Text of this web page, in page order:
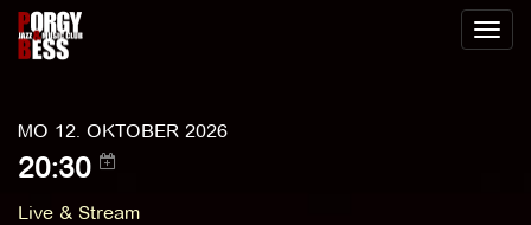
Toggle
MO 12. OKTOBER 2026
20:30
Live & Stream